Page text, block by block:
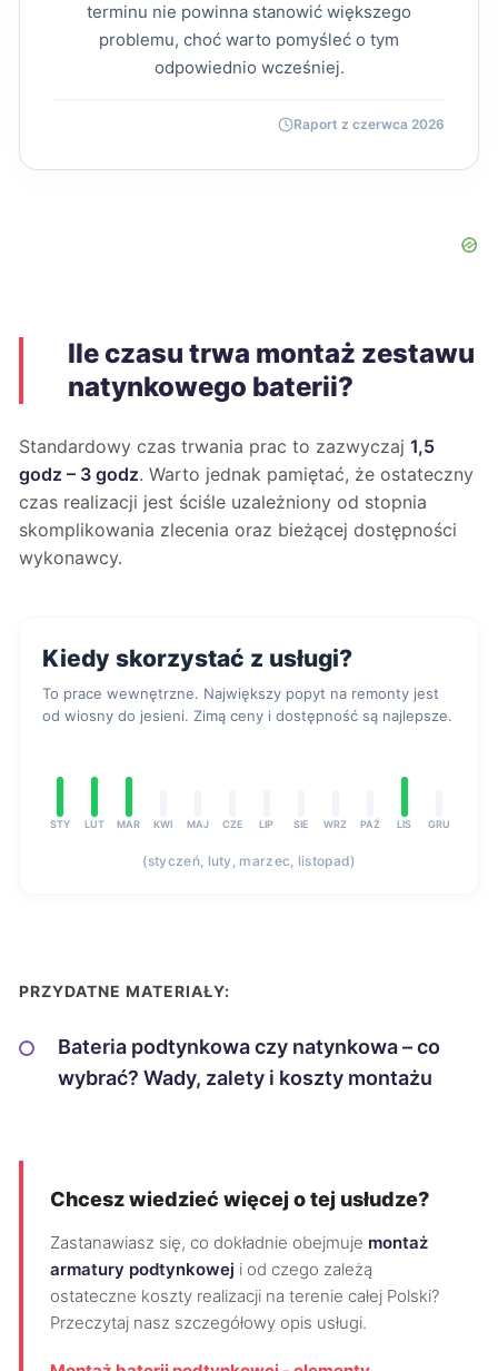
terminu nie powinna stanowić większego
problemu, choć warto pomyśleć o tym
odpowiednio wcześniej.
Raport z czerwca 2026
Ile czasu trwa montaż zestawu
natynkowego baterii?
Standardowy czas trwania prac to zazwyczaj 1,5
godz – 3 godz. Warto jednak pamiętać, że ostateczny
czas realizacji jest ściśle uzależniony od stopnia
skomplikowania zlecenia oraz bieżącej dostępności
wykonawcy.
Kiedy skorzystać z usługi?
To prace wewnętrzne. Największy popyt na remonty jest
od wiosny do jesieni. Zimą ceny i dostępność są najlepsze.
STY LUT MAR KWI MAJ CZE LIP SIE WRZ PAŹ LIS GRU
(styczeń, luty, marzec, listopad)
PRZYDATNE MATERIAŁY:
Bateria podtynkowa czy natynkowa – co
wybrać? Wady, zalety i koszty montażu
Chcesz wiedzieć więcej o tej usłudze?
Zastanawiasz się, co dokładnie obejmuje montaż
armatury podtynkowej i od czego zależą
ostateczne koszty realizacji na terenie całej Polski?
Przeczytaj nasz szczegółowy opis usługi.